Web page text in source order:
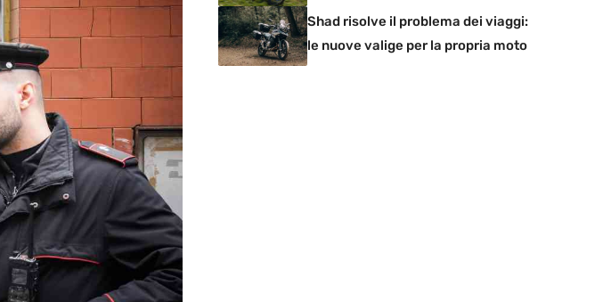
Shad risolve il problema dei viaggi:
le nuove valige per la propria moto